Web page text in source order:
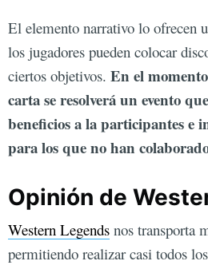
El elemento narrativo lo ofrecen
los jugadores pueden colocar
ciertos objetivos. En el
carta se resolverá un evento
beneficios a la participantes e
para los que no han
Opinión de
Western Legends nos transporta
permitiendo realizar casi todos